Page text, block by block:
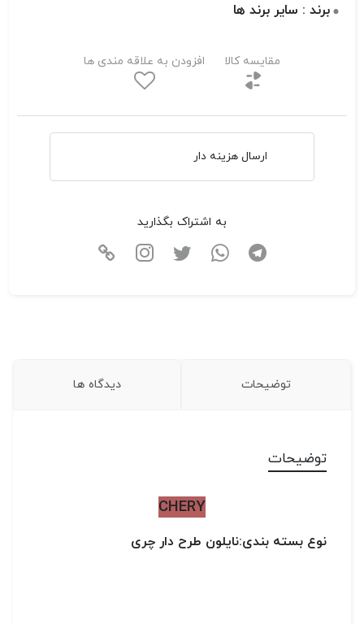
برند : سایر برند ها
مقایسه کالا افزودن به علاقه مندی ها
ارسال هزینه دار
به اشتراک بگذارید
توضیحات دیدگاه ها
توضیحات
CHERY
نوع بسته بندی:نایلون طرح دار چری